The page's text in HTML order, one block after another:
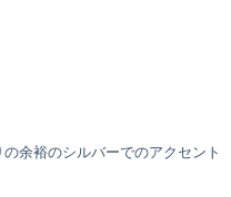
余裕のシルバーでのアクセント